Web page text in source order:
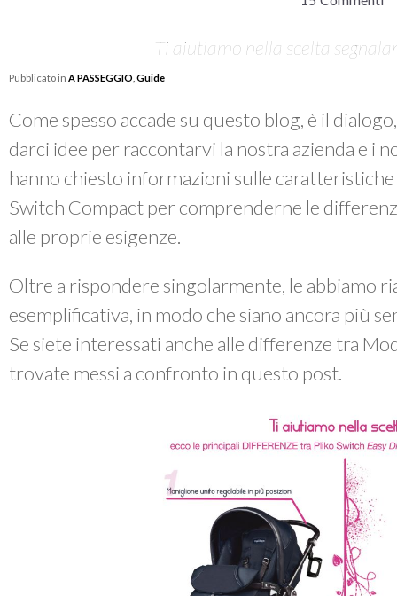
Ti aiutiamo nella scelta
Pubblicato in A PASSEGGIO Guide
Come spesso accade su questo blog, è il
darci idee per raccontarvi la nostra azienda e i
hanno chiesto informazioni sulle
Switch Compact per comprenderne le
alle proprie esigenze.
Oltre a rispondere singolarmente, le abbiamo
esemplificativa, in modo che siano ancora più
Se siete interessati anche alle differenze tra
trovate messi a confronto in questo post.